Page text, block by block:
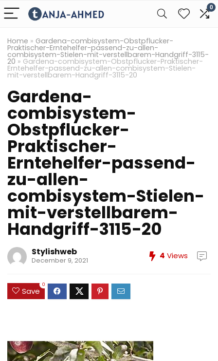
0
Home » Gardena-combisystem-Obstpflucker-
Praktischer-Erntehelfer-passend-zu-allen-
combisystem-Stielen-mit-verstellbarem-Handgriff-3115-
20 » Gardena-combisystem-Obstpflucker-Praktischer-
Erntehelfer-passend-zu-allen-combisystem-Stielen-
mit-verstellbarem-Handgriff-3115-20
Gardena-
combisystem-
Obstpflucker-
Praktischer-
Erntehelfer-passend-
zu-allen-
combisystem-Stielen-
mit-verstellbarem-
Handgriff-3115-20
Stylishweb
December 9, 2021 4 Views
Save
0